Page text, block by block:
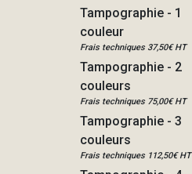
Tampographie - 1
couleur
Frais techniques 37,50€ HT
Tampographie - 2
couleurs
Frais techniques 75,00€ HT
Tampographie - 3
couleurs
Frais techniques 112,50€ HT